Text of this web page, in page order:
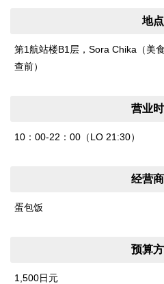
地点
第1航站楼B1层，Sora Chika（美
查前）
营业
10：00-22：00（LO 21:30）
经营
蛋包饭
预算
1,500日元